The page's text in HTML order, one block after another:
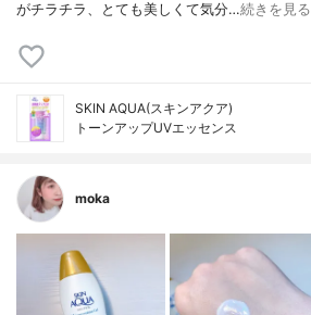
がチラチラ、とても美しくて気分…続きを見る
SKIN AQUA(スキンアクア)
トーンアップUVエッセンス
moka